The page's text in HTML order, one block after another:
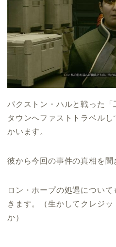
パクストン・ハルと戦った
タウンへファストトラベル
かいます。
彼から今回の事件の真相を聞
ロン・ホープの処遇につい
きます。（生かしてクレジッ
か）